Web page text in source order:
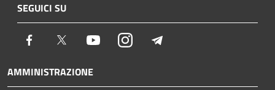
SEGUICI SU
Facebook Twitter YoutubeInstagram
AMMINISTRAZIONE